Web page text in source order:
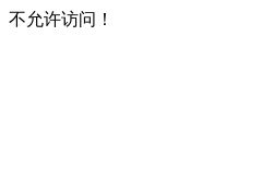
不允许访问！